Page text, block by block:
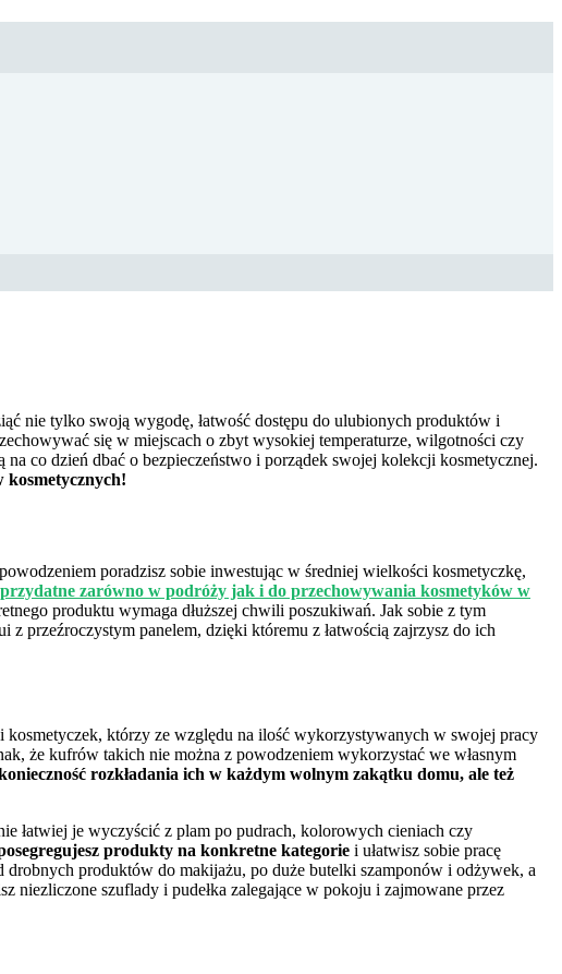
nie tylko swoją wygodę, łatwość dostępu do ulubionych produktów i
się w miejscach o zbyt wysokiej temperaturze, wilgotności czy
co dzień dbać o bezpieczeństwo i porządek swojej kolekcji kosmetycznej.
kosmetycznych!
poradzisz sobie inwestując w średniej wielkości kosmetyczkę,
zarówno w podróży jak i do przechowywania kosmetyków w
produktu wymaga dłuższej chwili poszukiwań. Jak sobie z tym
przeźroczystym panelem, dzięki któremu z łatwością zajrzysz do ich
którzy ze względu na ilość wykorzystywanych w swojej pracy
że kufrów takich nie można z powodzeniem wykorzystać we własnym
rozkładania ich w każdym wolnym zakątku domu, ale też
łatwiej je wyczyścić z plam po pudrach, kolorowych cieniach czy
produkty na konkretne kategorie i ułatwisz sobie pracę
produktów do makijażu, po duże butelki szamponów i odżywek, a
niezliczone szuflady i pudełka zalegające w pokoju i zajmowane przez